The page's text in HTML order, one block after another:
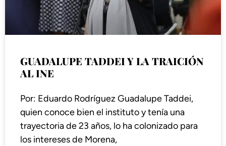
GUADALUPE TADDEI Y LA TRAICIÓN
AL INE
Por: Eduardo Rodríguez Guadalupe Taddei,
quien conoce bien el instituto y tenía una
trayectoria de 23 años, lo ha colonizado para
los intereses de Morena,